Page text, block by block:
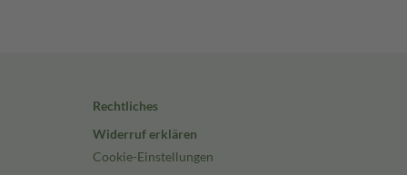
Rechtliches
Widerruf erklären
Cookie-Einstellungen